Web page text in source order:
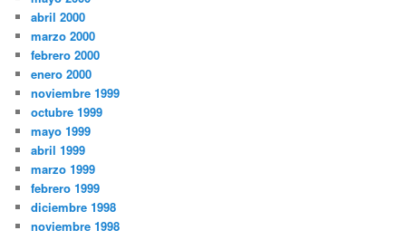
abril 2000
marzo 2000
febrero 2000
enero 2000
noviembre 1999
octubre 1999
mayo 1999
abril 1999
marzo 1999
febrero 1999
diciembre 1998
noviembre 1998